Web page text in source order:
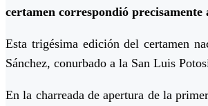
certamen correspondió
Esta trigésima edición del certamen
Sánchez, conurbado a la San Luis
En la charreada de apertura de la